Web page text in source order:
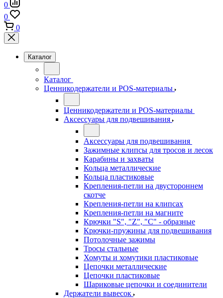
0
0
0
Каталог
Каталог
Ценникодержатели и POS-материалы
Ценникодержатели и POS-материалы
Аксессуары для подвешивания
Аксессуары для подвешивания
Зажимные клипсы для тросов и лесок
Карабины и захваты
Кольца металлические
Кольца пластиковые
Крепления-петли на двустороннем
скотче
Крепления-петли на клипсах
Крепления-петли на магните
Крючки "S", "Z", "C" - образные
Крючки-пружины для подвешивания
Потолочные зажимы
Тросы стальные
Хомуты и хомутики пластиковые
Цепочки металлические
Цепочки пластиковые
Шариковые цепочки и соединители
Держатели вывесок